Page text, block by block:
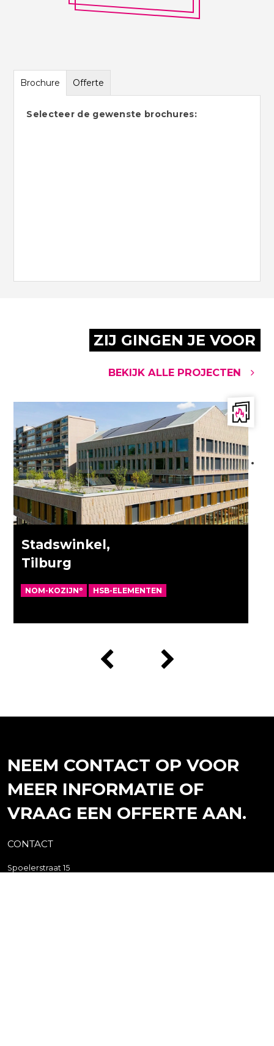
Brochure Offerte
Selecteer de gewenste brochures:
ZIJ GINGEN JE VOOR
BEKIJK ALLE PROJECTEN
Stadswinkel,
Tilburg
NOM-KOZIJN® HSB-ELEMENTEN
NEEM CONTACT OP VOOR
MEER INFORMATIE OF
VRAAG EEN OFFERTE AAN.
CONTACT
Spoelerstraat 15